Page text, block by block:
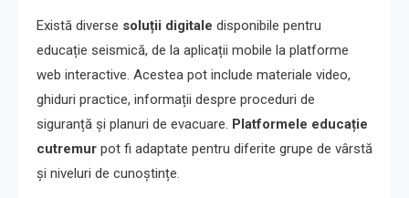
Există diverse soluții digitale disponibile pentru
educație seismică, de la aplicații mobile la platforme
web interactive. Acestea pot include materiale video,
ghiduri practice, informații despre proceduri de
siguranță și planuri de evacuare. Platformele educație
cutremur pot fi adaptate pentru diferite grupe de vârstă
și niveluri de cunoștințe.